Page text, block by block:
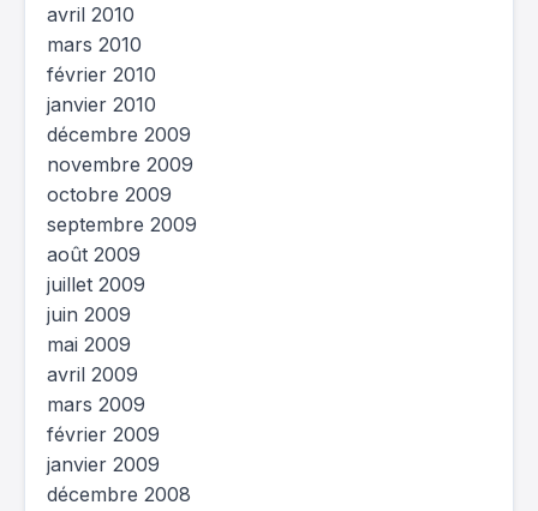
avril 2010
mars 2010
février 2010
janvier 2010
décembre 2009
novembre 2009
octobre 2009
septembre 2009
août 2009
juillet 2009
juin 2009
mai 2009
avril 2009
mars 2009
février 2009
janvier 2009
décembre 2008